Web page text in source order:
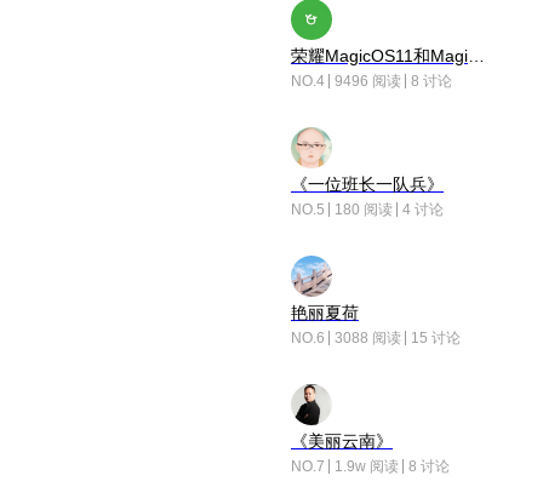
NO.4 9496 阅读 8 讨论
《一位班长一队兵》
NO.5 180 阅读 4 讨论
艳丽夏荷
NO.6 3088 阅读 15 讨论
《美丽云南》
NO.7 1.9w 阅读 8 讨论